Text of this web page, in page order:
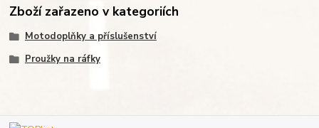
Zboží zařazeno v kategoriích
Motodoplňky a příslušenství
Proužky na ráfky